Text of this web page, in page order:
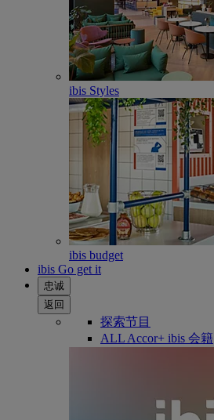
ibis Styles
ibis budget
ibis Go get it
忠诚
返回
探索节目
ALL Accor+ ibis 会籍